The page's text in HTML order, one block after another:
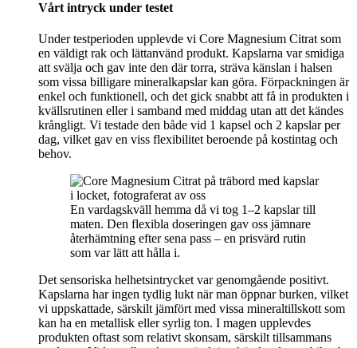
Vårt intryck under testet
Under testperioden upplevde vi Core Magnesium Citrat som
en väldigt rak och lättanvänd produkt. Kapslarna var smidiga
att svälja och gav inte den där torra, sträva känslan i halsen
som vissa billigare mineralkapslar kan göra. Förpackningen är
enkel och funktionell, och det gick snabbt att få in produkten i
kvällsrutinen eller i samband med middag utan att det kändes
krångligt. Vi testade den både vid 1 kapsel och 2 kapslar per
dag, vilket gav en viss flexibilitet beroende på kostintag och
behov.
En vardagskväll hemma då vi tog 1–2 kapslar till
maten. Den flexibla doseringen gav oss jämnare
återhämtning efter sena pass – en prisvärd rutin
som var lätt att hålla i.
Det sensoriska helhetsintrycket var genomgående positivt.
Kapslarna har ingen tydlig lukt när man öppnar burken, vilket
vi uppskattade, särskilt jämfört med vissa mineraltillskott som
kan ha en metallisk eller syrlig ton. I magen upplevdes
produkten oftast som relativt skonsam, särskilt tillsammans